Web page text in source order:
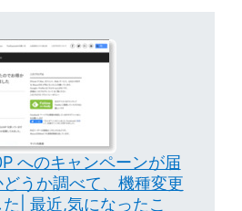
へのキャンペーンが届
うか調べて、機種変更
| 最近,気になったこ